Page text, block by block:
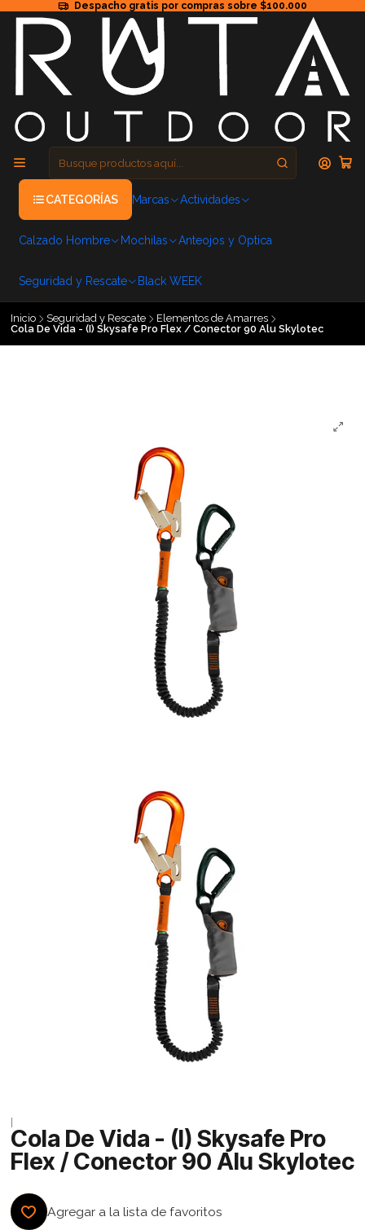
Despacho gratis por compras sobre $100.000
CATEGORÍAS Marcas Actividades
Calzado Hombre Mochilas Anteojos y Optica
Seguridad y Rescate Black WEEK
Inicio Seguridad y Rescate
Elementos de Amarres
Cola De Vida - (I) Skysafe Pro Flex / Conector 90 Alu Skylotec
|
Cola De Vida - (I) Skysafe Pro
Flex / Conector 90 Alu Skylotec
Agregar a la lista de favoritos